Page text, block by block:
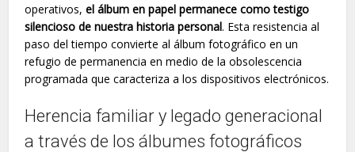
operativos,el álbum en papel permanece como testigo
silencioso de nuestra historia personal. Esta resistencia al
paso del tiempo convierte al álbum fotográfico en un
refugio de permanencia en medio de la obsolescencia
programada que caracteriza a los dispositivos electrónicos.
Herencia familiar y legado generacional
a través de los álbumes fotográficos